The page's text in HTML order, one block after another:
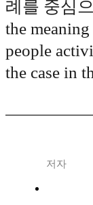
례를 중심
the
people
the case in
저자